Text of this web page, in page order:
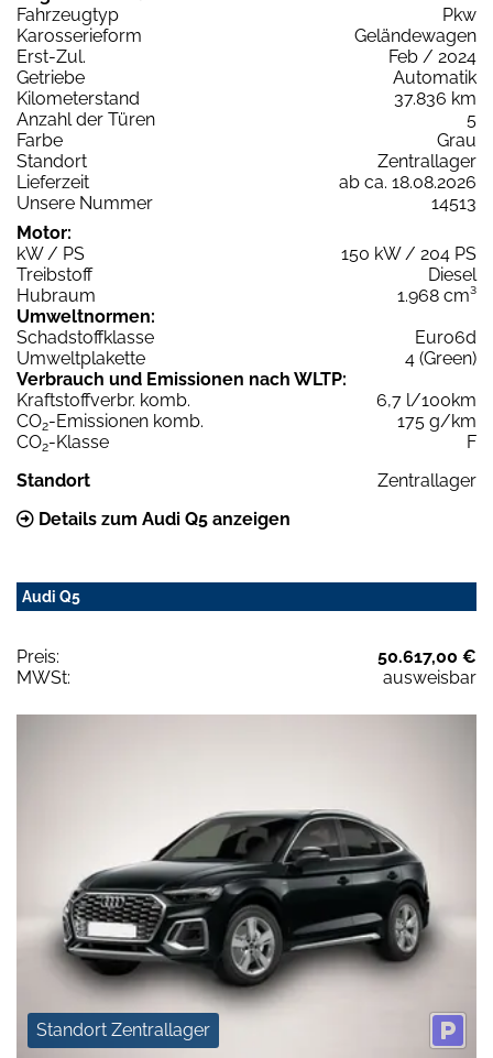
Fahrzeugtyp
Pkw
Karosserieform
Geländewagen
Erst-Zul.
Feb / 2024
Getriebe
Automatik
Kilometerstand
37.836 km
Anzahl der Türen
5
Farbe
Grau
Standort
Zentrallager
Lieferzeit
ab ca. 18.08.2026
Unsere Nummer
14513
Motor:
kW / PS
150 kW / 204 PS
Treibstoff
Diesel
Hubraum
1.968 cm³
Umweltnormen:
Schadstoffklasse
Euro6d
Umweltplakette
4 (Green)
Verbrauch und Emissionen nach WLTP:
Kraftstoffverbr. komb.
6,7 l/100km
CO2-Emissionen komb.
175 g/km
CO2-Klasse
F
Standort
Zentrallager
Details zum Audi Q5 anzeigen
Audi Q5
Preis:
50.617,00 €
MWSt:
ausweisbar
Standort Zentrallager